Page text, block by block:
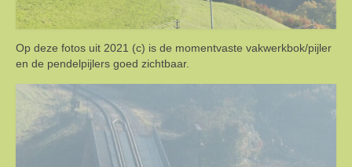
Op deze fotos uit 2021 (c) is de momentvaste vakwerkbok/pijler
en de pendelpijlers goed zichtbaar.